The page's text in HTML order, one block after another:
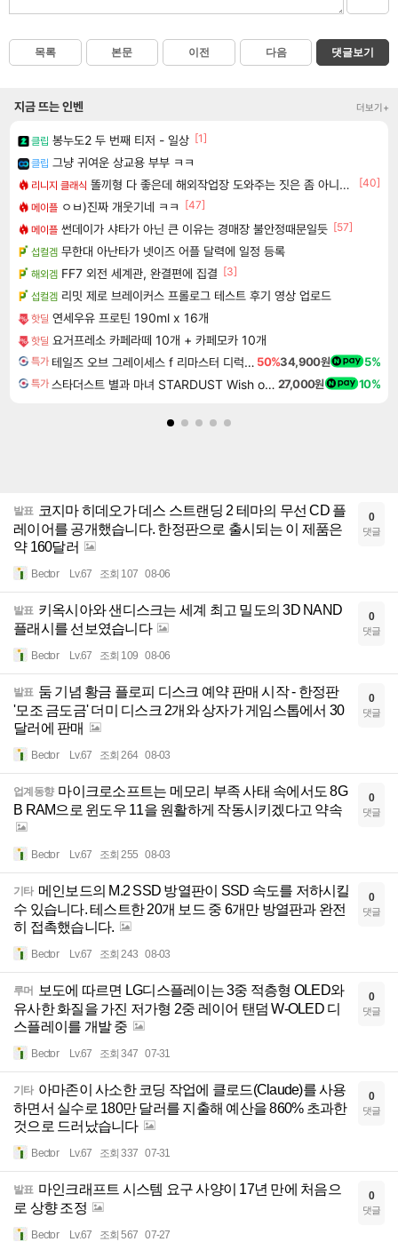
목록 본문 이전 다음 댓글보기
지금 뜨는 인벤 더보기+
클립 봉누도2 두 번째 티저 - 일상 [1]
클립 그냥 귀여운 상교용 부부 ㅋㅋ
리니지 클래식 똘끼형 다 좋은데 해외작업장 도와주는 짓은 좀 아니지않냐?
[40]
메이플 ㅇㅂ)진짜 개웃기네 ㅋㅋ
[47]
메이플 썬데이가 샤타가 아닌 큰 이유는 경매장 불안정때문일듯 [57]
섭컬겜 무한대 아난타가 넷이즈 어플 달력에 일정 등록
해외겜 FF7 외전 세계관, 완결편에 집결 [3]
섭컬겜 리밋 제로 브레이커스 프롤로그 테스트 후기 영상 업로드
핫딜 연세우유 프로틴 190ml x 16개
핫딜 요거프레소 카페라떼 10개 + 카페모카 10개
특가 테일즈 오브 그레이세스 f 리마스터 디럭스 에디션 Tales of Graces f Remastered Deluxe Edition 50%34,900원 5%
특가 스타더스트 별과 마녀 STARDUST Wish of Witch 27,000원 10%
발표 코지마 히데오가 데스 스트랜딩 2 테마의 무선 CD 플
레이어를 공개했습니다. 한정판으로 출시되는 이 제품은
약 160달러
Bector Lv.67 조회 107 08-06
0
댓글
발표 키옥시아와 샌디스크는 세계 최고 밀도의 3D NAND
플래시를 선보였습니다
Bector Lv.67 조회 109 08-06
0
댓글
발표 둠 기념 황금 플로피 디스크 예약 판매 시작 - 한정판
'모조 금도금' 더미 디스크 2개와 상자가 게임스톱에서 30
달러에 판매
Bector Lv.67 조회 264 08-03
0
댓글
업계동향 마이크로소프트는 메모리 부족 사태 속에서도 8G
B RAM으로 윈도우 11을 원활하게 작동시키겠다고 약속
Bector Lv.67 조회 255 08-03
0
댓글
기타 메인보드의 M.2 SSD 방열판이 SSD 속도를 저하시킬
수 있습니다. 테스트한 20개 보드 중 6개만 방열판과 완전
히 접촉했습니다.
Bector Lv.67 조회 243 08-03
0
댓글
루머
보도에 따르면 LG디스플레이는 3중 적층형 OLED와
유사한 화질을 가진 저가형 2중 레이어 탠덤 W-OLED 디
스플레이를 개발 중
Bector Lv.67 조회 347 07-31
0
댓글
기타 아마존이 사소한 코딩 작업에 클로드(Claude)를 사용
하면서 실수로 180만 달러를 지출해 예산을 860% 초과한
것으로 드러났습니다
Bector Lv.67 조회 337 07-31
0
댓글
발표 마인크래프트 시스템 요구 사양이 17년 만에 처음으
로 상향 조정
Bector Lv.67 조회 567 07-27
0
댓글